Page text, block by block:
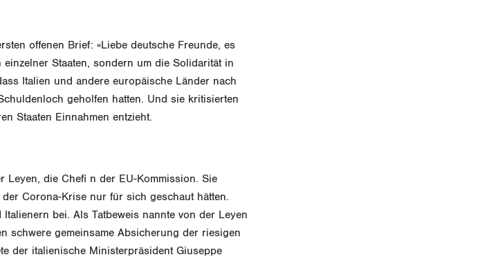
offenen Brief: «Liebe deutsche Freunde, es
Staaten, sondern um die Solidarität in
Italien und andere europäische Länder nach
geholfen hatten. Und sie kritisierten
Staaten Einnahmen entzieht.
Leyen, die Chefi n der EU-Kommission. Sie
Corona-Krise nur für sich geschaut hätten.
bei. Als Tatbeweis nannte von der Leyen
schwere gemeinsame Absicherung der riesigen
der italienische Ministerpräsident Giuseppe